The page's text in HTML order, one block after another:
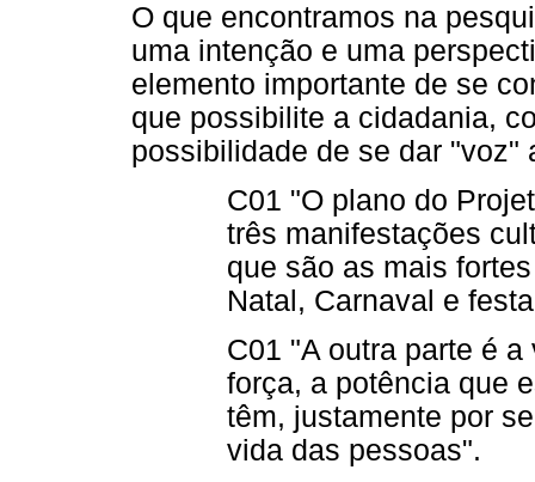
O que encontramos na
uma intenção e uma
elemento importante de se
que possibilite a cidadania,
possibilidade de se dar "voz"
C01 "O plano do
três manifestações
que são as mais
Natal, Carnaval e
C01 "A outra parte é
força, a potência que
têm, justamente por
vida das pessoas".